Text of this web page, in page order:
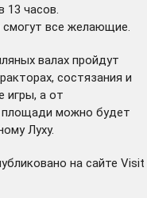
13 часов.
все желающие.
валах пройдут
состязания и
игры, а от
площади можно будет
Луху.
на сайте Visit